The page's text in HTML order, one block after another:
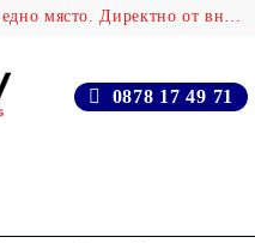
Крабов - Над 100 000 продукта на едно място. Директно от вносителя!
0878 17 49 71